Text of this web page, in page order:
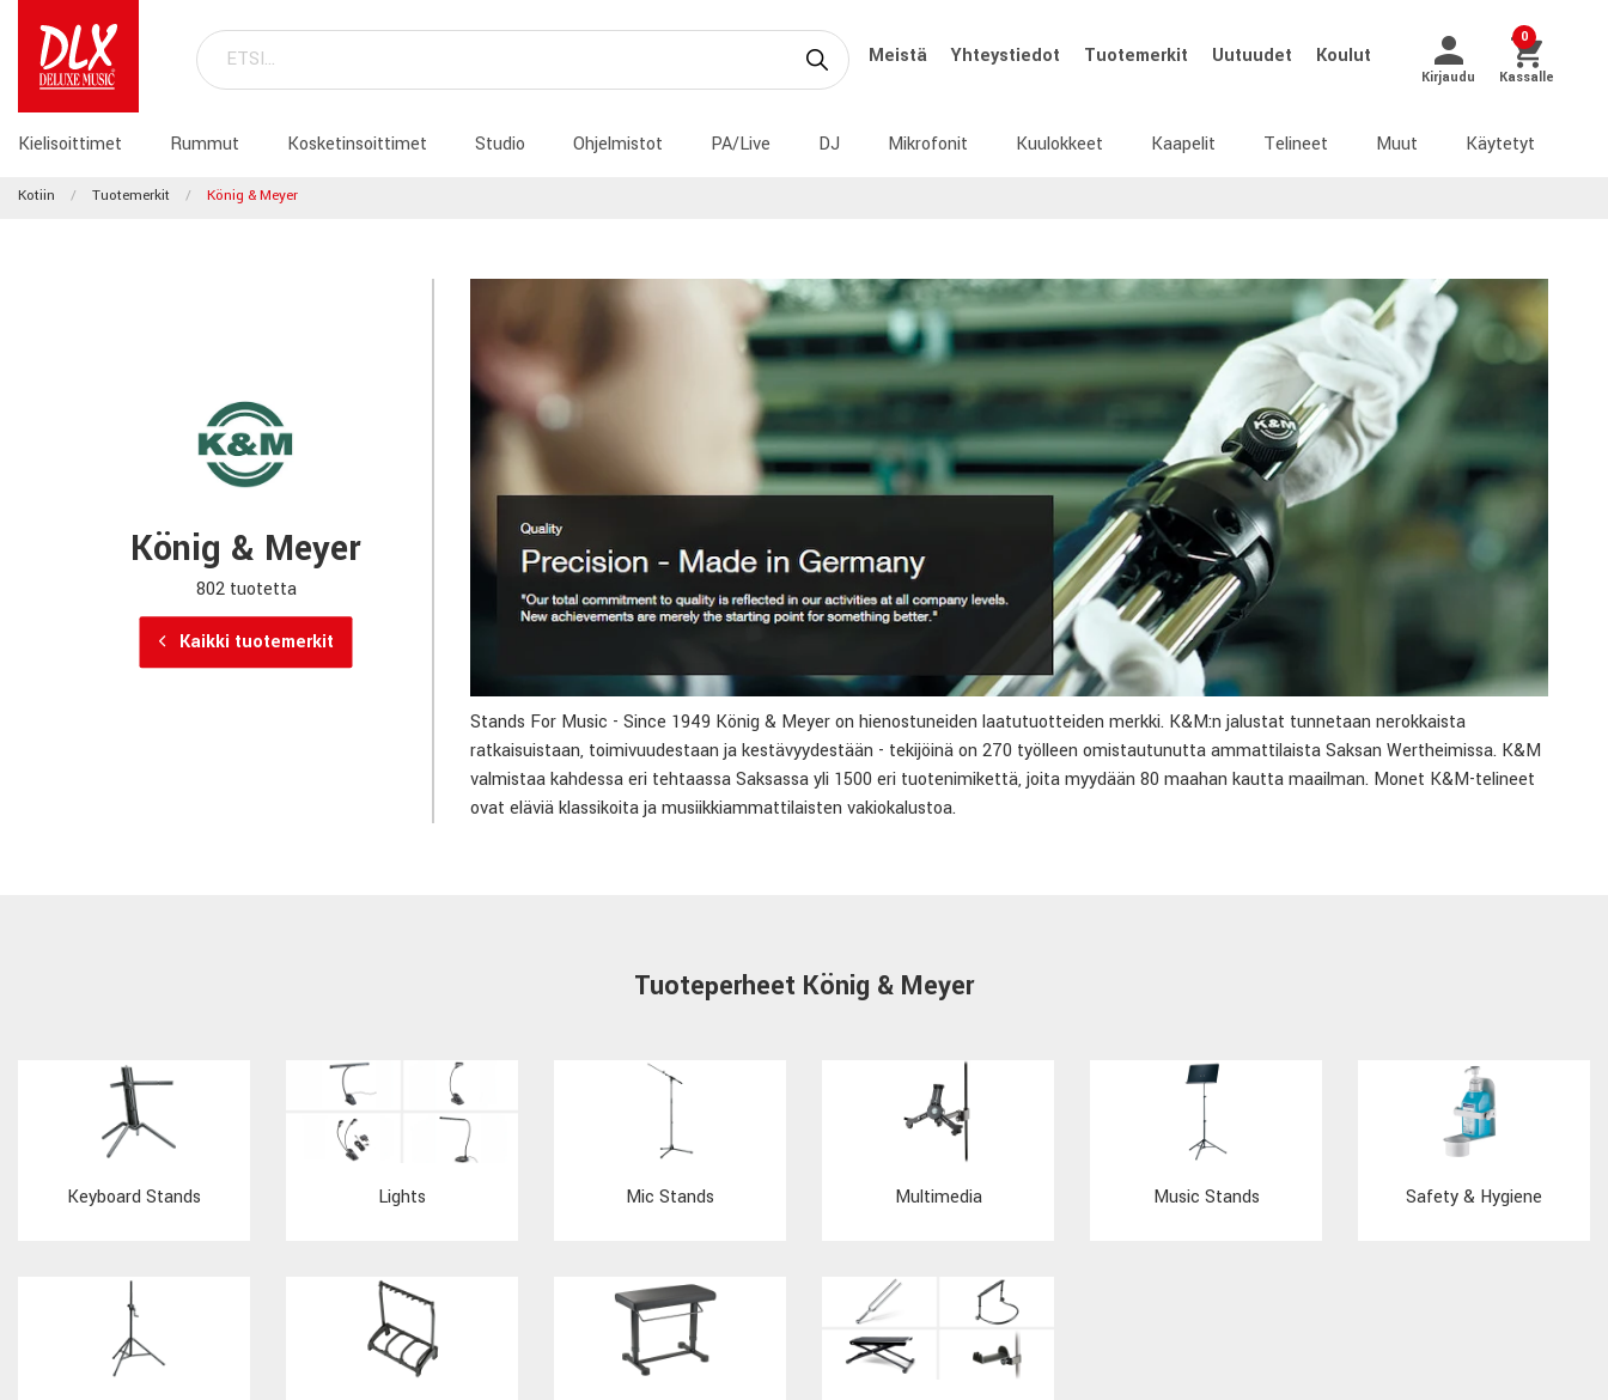
Meistä Yhteystiedot Tuotemerkit Uutuudet Koulut
Kirjaudu
0
Kassalle
Kielisoittimet Rummut Kosketinsoittimet Studio Ohjelmistot PA/Live DJ Mikrofonit Kuulokkeet Kaapelit Telineet Muut Käytetyt
Kotiin Tuotemerkit König & Meyer
König & Meyer
802 tuotetta
Kaikki tuotemerkit
Stands For Music - Since 1949 König & Meyer on hienostuneiden laatutuotteiden merkki. K&M:n jalustat tunnetaan nerokkaista
ratkaisuistaan, toimivuudestaan ja kestävyydestään - tekijöinä on 270 työlleen omistautunutta ammattilaista Saksan Wertheimissa. K&M
valmistaa kahdessa eri tehtaassa Saksassa yli 1500 eri tuotenimikettä, joita myydään 80 maahan kautta maailman. Monet K&M-telineet
ovat eläviä klassikoita ja musiikkiammattilaisten vakiokalustoa.
Tuoteperheet König & Meyer
Keyboard Stands Lights Mic Stands Multimedia Music Stands Safety & Hygiene